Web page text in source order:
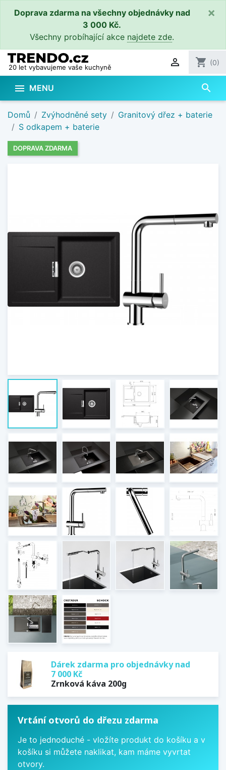
Doprava zdarma na všechny objednávky nad
3 000 Kč.
Všechny probíhající akce najdete zde.
×
20 let vybavujeme vaše kuchyně  shopping_cart (0)
 MENU search
Domů Zvýhodněné sety
Granitový dřez + baterie
S odkapem + baterie
DOPRAVA ZDARMA
Dárek zdarma pro objednávky nad
7 000 Kč
Zrnková káva 200g
Vrtání otvorů do dřezu zdarma
Je to jednoduché - vložíte produkt do košíku a v
košíku si můžete naklikat, kam máme vyvrtat
otvory.